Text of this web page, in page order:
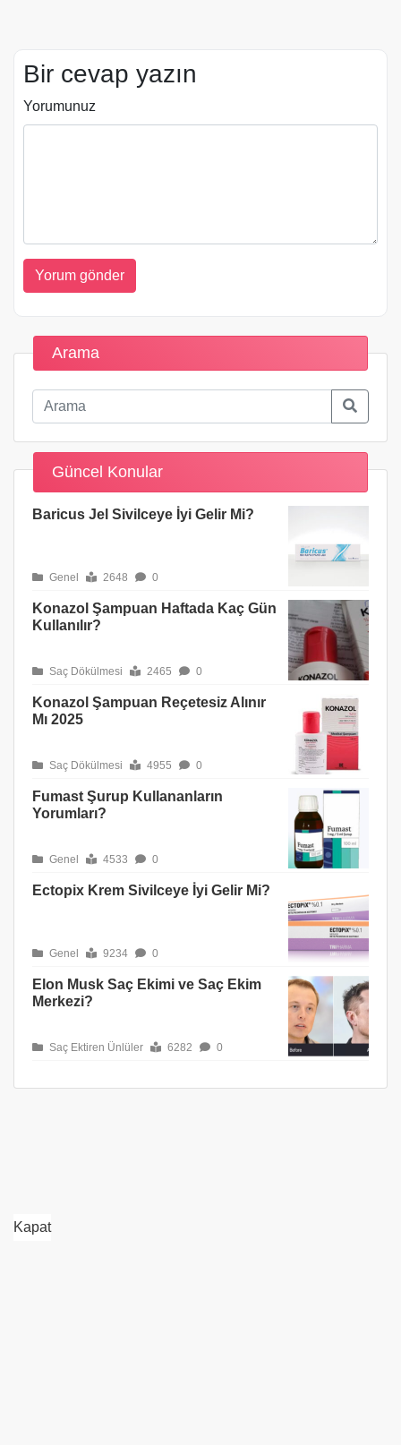
Bir cevap yazın
Yorumunuz
Arama
Güncel Konular
Baricus Jel Sivilceye İyi Gelir Mi?
Genel 2648 0
Konazol Şampuan Haftada Kaç Gün
Kullanılır?
Saç Dökülmesi 2465 0
Konazol Şampuan Reçetesiz Alınır
Mı 2025
Saç Dökülmesi 4955 0
Fumast Şurup Kullananların
Yorumları?
Genel 4533 0
Ectopix Krem Sivilceye İyi Gelir Mi?
Genel 9234 0
Elon Musk Saç Ekimi ve Saç Ekim
Merkezi?
Saç Ektiren Ünlüler 6282 0
Kapat